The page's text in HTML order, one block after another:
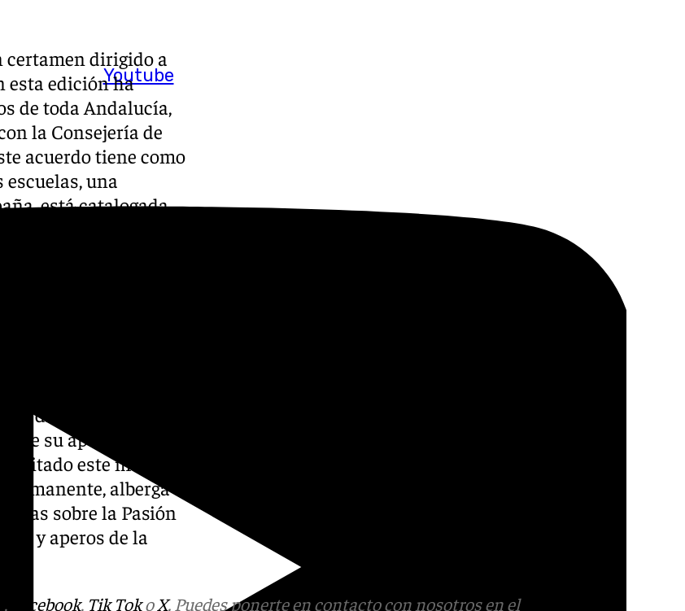
Youtube
certamen dirigido a
esta edición ha
de toda Andalucía,
la Consejería de
acuerdo tiene como
una
está catalogada
Cultural en
distribuidas en
su apertura en
este museo
alberga
sobre la Pasión
y aperos de la
, Facebook, Tik TokoX. Puedes ponerte en contacto con nosotros en el